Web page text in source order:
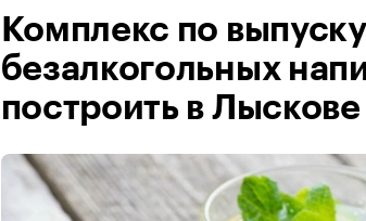
Комплекс по выпуску
безалкогольных
построить в Лыскове